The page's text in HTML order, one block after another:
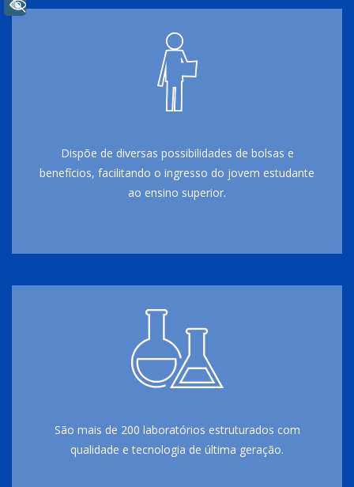
Dispõe de diversas possibilidades de bolsas e
benefícios, facilitando o ingresso do jovem estudante
ao ensino superior.
São mais de 200 laboratórios estruturados com
qualidade e tecnologia de última geração.
+ Acessibilidade